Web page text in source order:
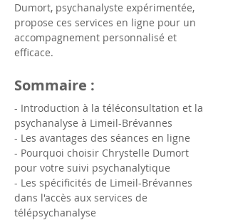
Dumort, psychanalyste expérimentée,
propose ces services en ligne pour un
accompagnement personnalisé et
efficace.
Sommaire :
- Introduction à la téléconsultation et la
psychanalyse à Limeil-Brévannes
- Les avantages des séances en ligne
- Pourquoi choisir Chrystelle Dumort
pour votre suivi psychanalytique
- Les spécificités de Limeil-Brévannes
dans l'accès aux services de
télépsychanalyse